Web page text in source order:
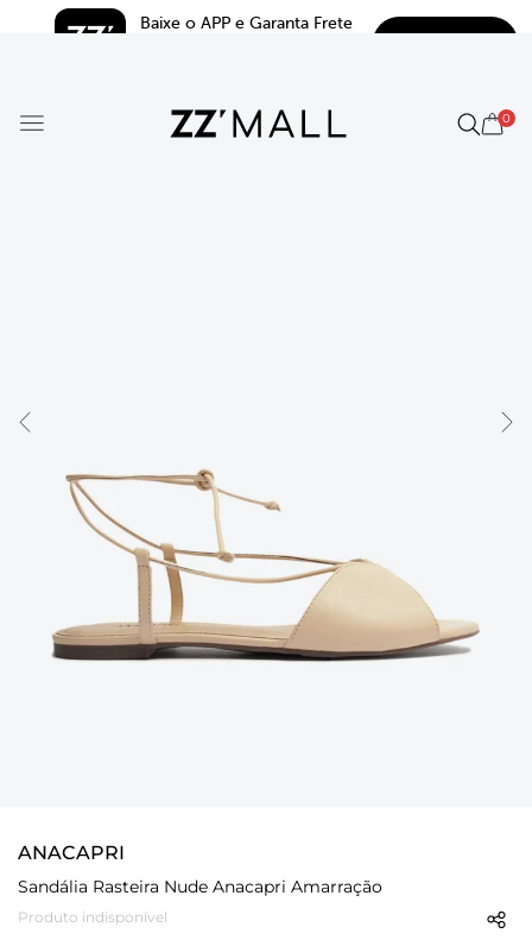
Baixe o APP e Garanta Frete
0
ANACAPRI
Sandália Rasteira Nude Anacapri Amarração
Produto indisponível